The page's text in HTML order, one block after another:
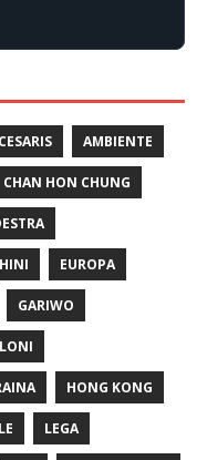
AMBIENTE
CHAN HON CHUNG
EUROPA
GARIWO
HONG KONG
LEGA